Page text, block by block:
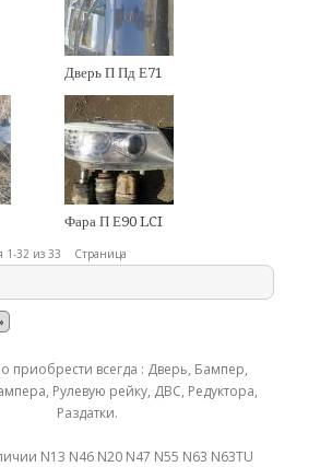
Дверь П Пд Е71
Фара П Е90 LCI
1-32 из 33 Страница
приобрести всегда : Дверь, Бампер,
Рулевую рейку, ДВС, Редуктора,
Раздатки.
N13 N46 N20 N47 N55 N63 N63TU